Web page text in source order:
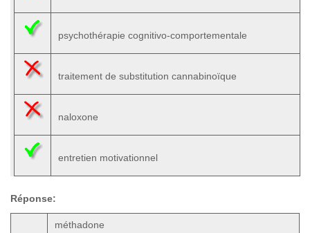
psychothérapie cognitivo-comportementale
traitement de substitution cannabinoïque
naloxone
entretien motivationnel
Réponse:
méthadone